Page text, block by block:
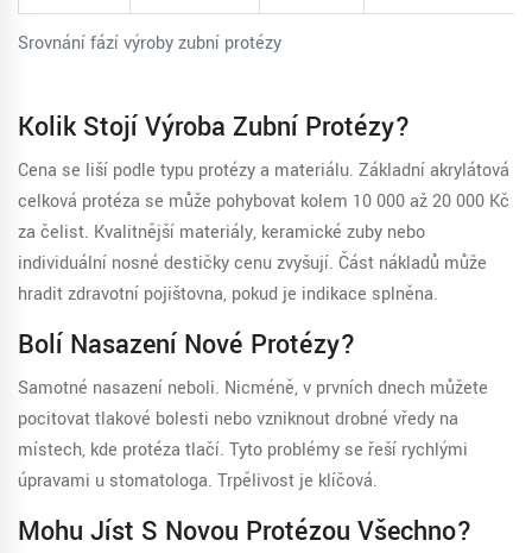
Srovnání fází výroby zubní protézy
Kolik Stojí Výroba Zubní Protézy?
Cena se liší podle typu protézy a materiálu. Základní akrylátová
celková protéza se může pohybovat kolem 10 000 až 20 000 Kč
za čelist. Kvalitnější materiály, keramické zuby nebo
individuální nosné destičky cenu zvyšují. Část nákladů může
hradit zdravotní pojišťovna, pokud je indikace splněna.
Bolí Nasazení Nové Protézy?
Samotné nasazení neboli. Nicméně, v prvních dnech můžete
pociťovat tlakové bolesti nebo vzniknout drobné vředy na
místech, kde protéza tlačí. Tyto problémy se řeší rychlými
úpravami u stomatologa. Trpělivost je klíčová.
Mohu Jíst S Novou Protézou Všechno?